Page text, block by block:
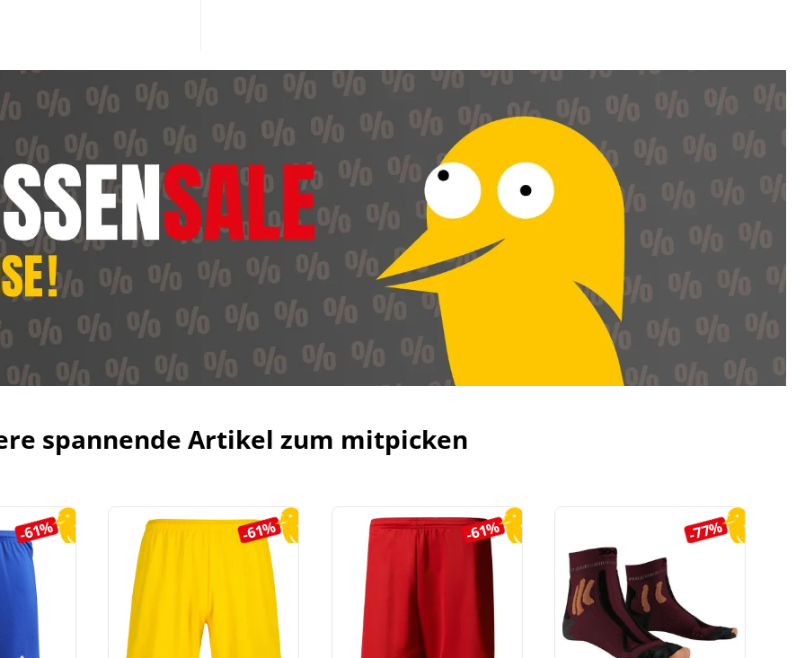
spannende Artikel zum mitpicken
-61% -61% -61% -77%